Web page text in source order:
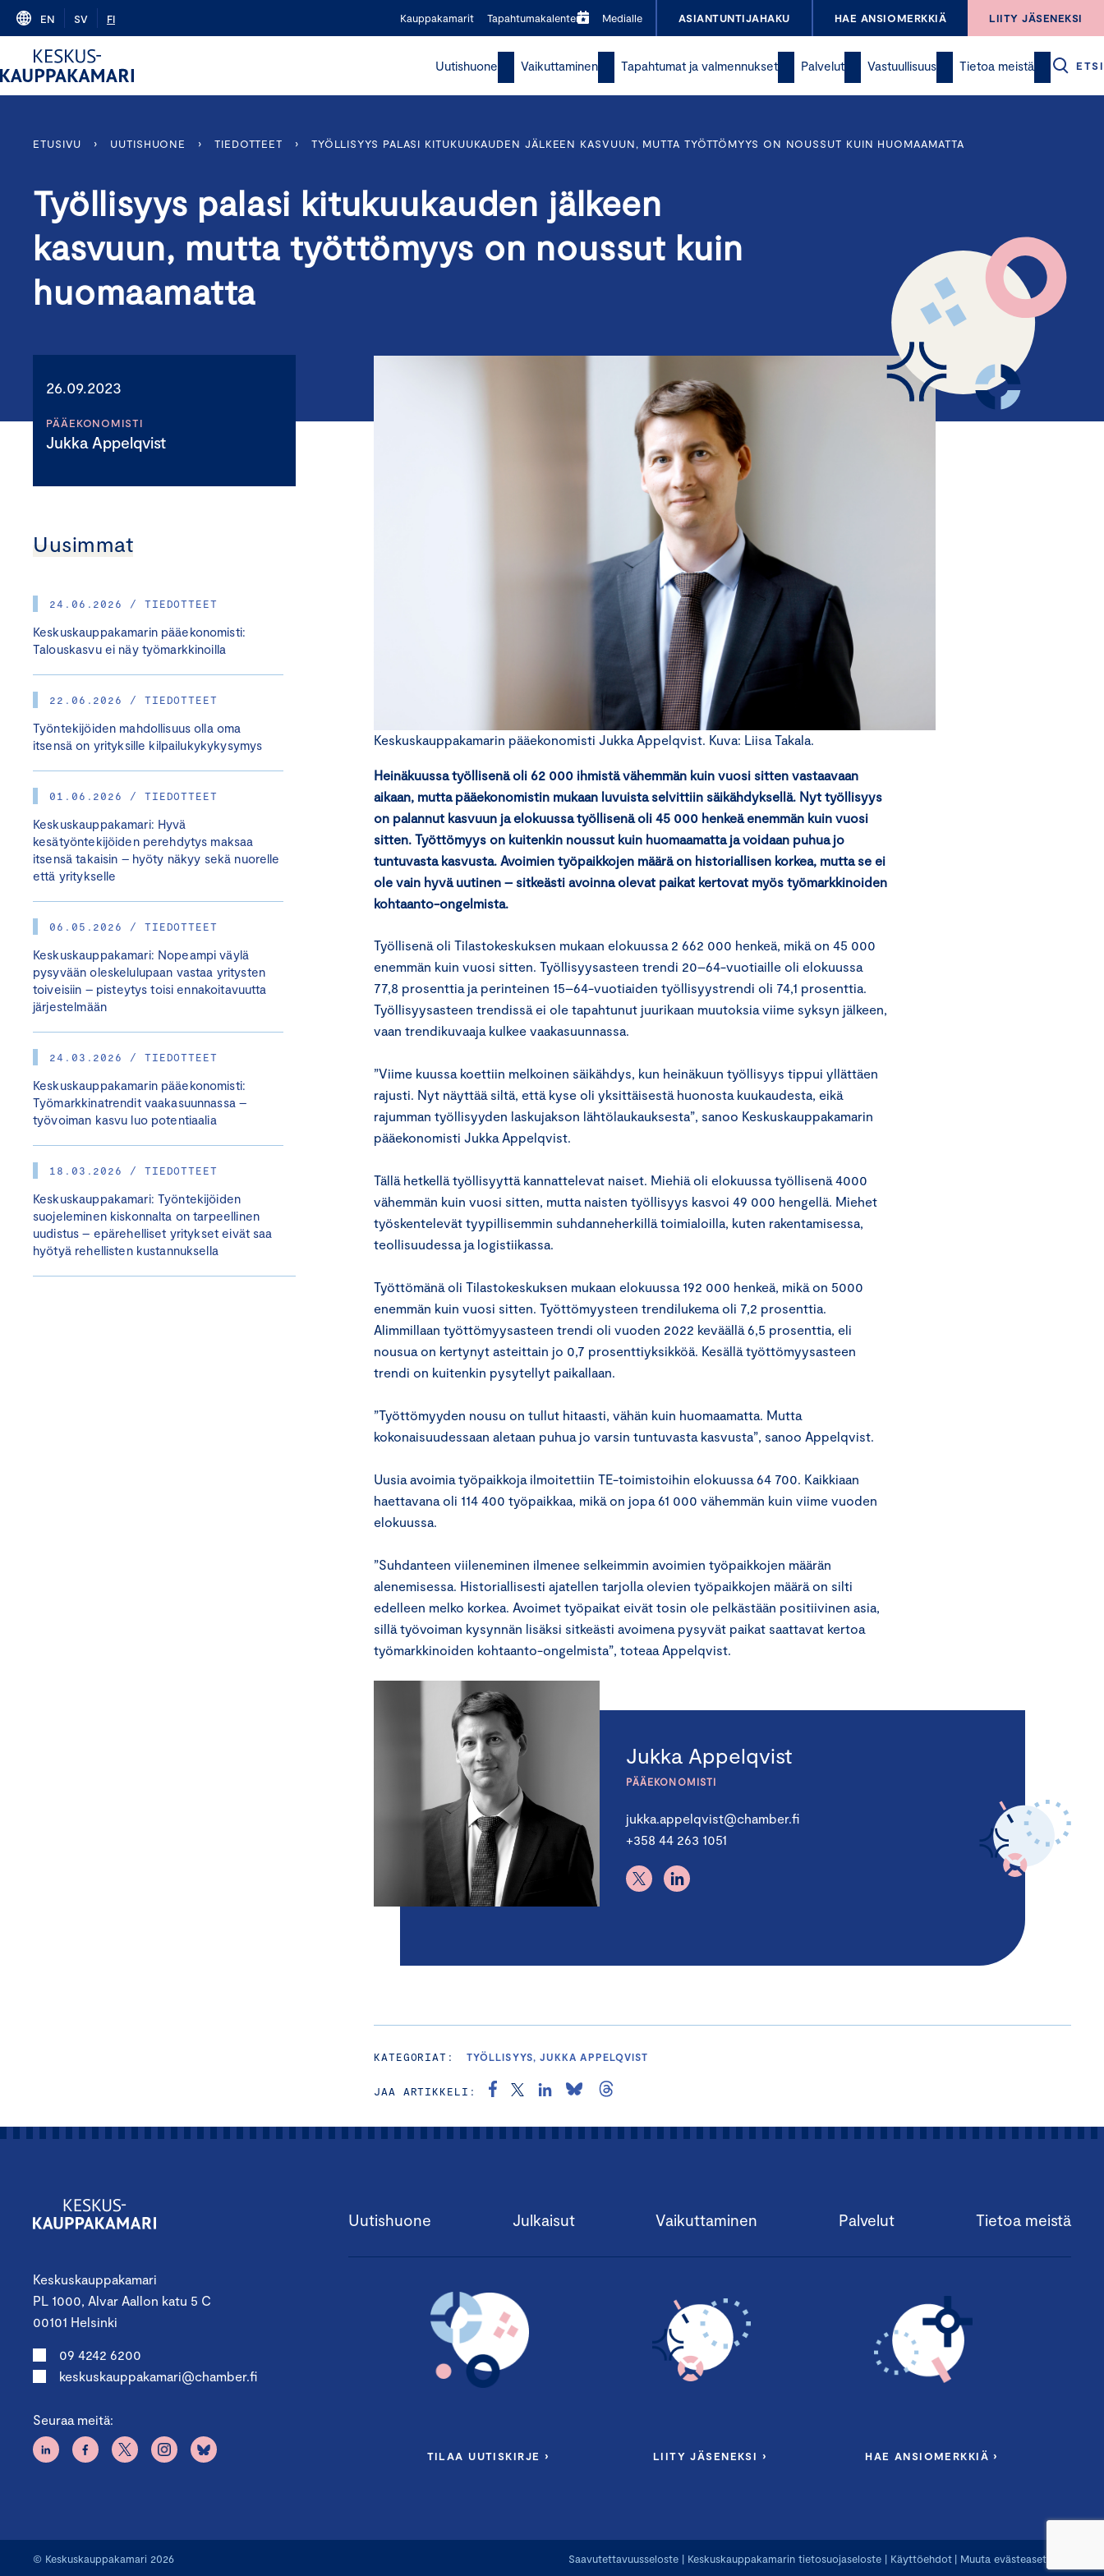
Skip
content
EN SV FI Kauppakamarit Tapahtumakalenteri Medialle ASIANTUNTIJAHAKU HAE ANSIOMERKKIÄ LIITY JÄSENEKSI
Uutishuone Vaikuttaminen Tapahtumat ja valmennukset Palvelut Vastuullisuus Tietoa meistä ETSI
ETUSIVU › UUTISHUONE › TIEDOTTEET › TYÖLLISYYS PALASI KITUKUUKAUDEN JÄLKEEN KASVUUN, MUTTA TYÖTTÖMYYS ON NOUSSUT KUIN HUOMAAMATTA
Työllisyys palasi kitukuukauden jälkeen
kasvuun, mutta työttömyys on noussut kuin
huomaamatta
26.09.2023
PÄÄEKONOMISTI
Jukka Appelqvist
Uusimmat
24.06.2026 / TIEDOTTEET
Keskuskauppakamarin pääekonomisti:
Talouskasvu ei näy työmarkkinoilla
22.06.2026 / TIEDOTTEET
Työntekijöiden mahdollisuus olla oma
itsensä on yrityksille kilpailukykykysymys
01.06.2026 / TIEDOTTEET
Keskuskauppakamari: Hyvä
kesätyöntekijöiden perehdytys maksaa
itsensä takaisin – hyöty näkyy sekä nuorelle
että yritykselle
06.05.2026 / TIEDOTTEET
Keskuskauppakamari: Nopeampi väylä
pysyvään oleskelulupaan vastaa yritysten
toiveisiin – pisteytys toisi ennakoitavuutta
järjestelmään
24.03.2026 / TIEDOTTEET
Keskuskauppakamarin pääekonomisti:
Työmarkkinatrendit vaakasuunnassa –
työvoiman kasvu luo potentiaalia
18.03.2026 / TIEDOTTEET
Keskuskauppakamari: Työntekijöiden
suojeleminen kiskonnalta on tarpeellinen
uudistus – epärehelliset yritykset eivät saa
hyötyä rehellisten kustannuksella
Keskuskauppakamarin pääekonomisti Jukka Appelqvist. Kuva: Liisa Takala.
Heinäkuussa työllisenä oli 62 000 ihmistä vähemmän kuin vuosi sitten vastaavaan
aikaan, mutta pääekonomistin mukaan luvuista selvittiin säikähdyksellä. Nyt työllisyys
on palannut kasvuun ja elokuussa työllisenä oli 45 000 henkeä enemmän kuin vuosi
sitten. Työttömyys on kuitenkin noussut kuin huomaamatta ja voidaan puhua jo
tuntuvasta kasvusta. Avoimien työpaikkojen määrä on historiallisen korkea, mutta se ei
ole vain hyvä uutinen – sitkeästi avoinna olevat paikat kertovat myös työmarkkinoiden
kohtaanto-ongelmista.
Työllisenä oli Tilastokeskuksen mukaan elokuussa 2 662 000 henkeä, mikä on 45 000
enemmän kuin vuosi sitten. Työllisyysasteen trendi 20–64-vuotiaille oli elokuussa
77,8 prosenttia ja perinteinen 15–64-vuotiaiden työllisyystrendi oli 74,1 prosenttia.
Työllisyysasteen trendissä ei ole tapahtunut juurikaan muutoksia viime syksyn jälkeen,
vaan trendikuvaaja kulkee vaakasuunnassa.
”Viime kuussa koettiin melkoinen säikähdys, kun heinäkuun työllisyys tippui yllättäen
rajusti. Nyt näyttää siltä, että kyse oli yksittäisestä huonosta kuukaudesta, eikä
rajumman työllisyyden laskujakson lähtölaukauksesta”, sanoo Keskuskauppakamarin
pääekonomisti Jukka Appelqvist.
Tällä hetkellä työllisyyttä kannattelevat naiset. Miehiä oli elokuussa työllisenä 4000
vähemmän kuin vuosi sitten, mutta naisten työllisyys kasvoi 49 000 hengellä. Miehet
työskentelevät tyypillisemmin suhdanneherkillä toimialoilla, kuten rakentamisessa,
teollisuudessa ja logistiikassa.
Työttömänä oli Tilastokeskuksen mukaan elokuussa 192 000 henkeä, mikä on 5000
enemmän kuin vuosi sitten. Työttömyysteen trendilukema oli 7,2 prosenttia.
Alimmillaan työttömyysasteen trendi oli vuoden 2022 keväällä 6,5 prosenttia, eli
nousua on kertynyt asteittain jo 0,7 prosenttiyksikköä. Kesällä työttömyysasteen
trendi on kuitenkin pysytellyt paikallaan.
”Työttömyyden nousu on tullut hitaasti, vähän kuin huomaamatta. Mutta
kokonaisuudessaan aletaan puhua jo varsin tuntuvasta kasvusta”, sanoo Appelqvist.
Uusia avoimia työpaikkoja ilmoitettiin TE-toimistoihin elokuussa 64 700. Kaikkiaan
haettavana oli 114 400 työpaikkaa, mikä on jopa 61 000 vähemmän kuin viime vuoden
elokuussa.
”Suhdanteen viileneminen ilmenee selkeimmin avoimien työpaikkojen määrän
alenemisessa. Historiallisesti ajatellen tarjolla olevien työpaikkojen määrä on silti
edelleen melko korkea. Avoimet työpaikat eivät tosin ole pelkästään positiivinen asia,
sillä työvoiman kysynnän lisäksi sitkeästi avoimena pysyvät paikat saattavat kertoa
työmarkkinoiden kohtaanto-ongelmista”, toteaa Appelqvist.
Jukka Appelqvist
PÄÄEKONOMISTI
jukka.appelqvist@chamber.fi
+358 44 263 1051
KATEGORIAT: TYÖLLISYYS, JUKKA APPELQVIST
JAA ARTIKKELI:
Keskuskauppakamari
PL 1000, Alvar Aallon katu 5 C
00101 Helsinki
09 4242 6200
keskuskauppakamari@chamber.fi
Seuraa meitä:
Uutishuone Julkaisut Vaikuttaminen Palvelut Tietoa meistä
TILAA UUTISKIRJE › LIITY JÄSENEKSI › HAE ANSIOMERKKIÄ ›
© Keskuskauppakamari 2026 Saavutettavuusseloste | Keskuskauppakamarin tietosuojaseloste | Käyttöehdot | Muuta evästeasetuksia